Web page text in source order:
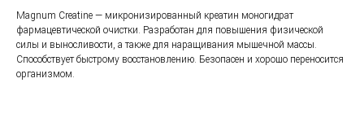
Magnum Creatine — микронизированный креатин моногидрат
фармацевтической очистки. Разработан для повышения физической
силы и выносливости, а также для наращивания мышечной массы.
Способствует быстрому восстановлению. Безопасен и хорошо переносится
организмом.